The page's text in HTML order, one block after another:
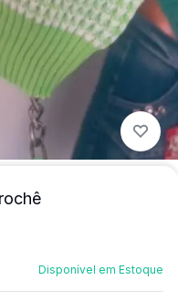
Disponível em Estoque